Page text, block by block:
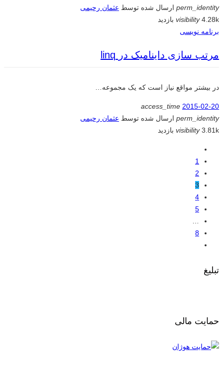
perm_identity ارسال شده توسط عثمان رحیمی
visibility4.28k بازدید
برنامه نویسی
مرتب سازی داینامیک در linq
در بیشتر مواقع نیاز است که یک مجموعه…
access_time 2015-02-20
perm_identity ارسال شده توسط عثمان رحیمی
visibility3.81k بازدید
1
2
3
4
5
8
تبلیغ
حمایت مالی